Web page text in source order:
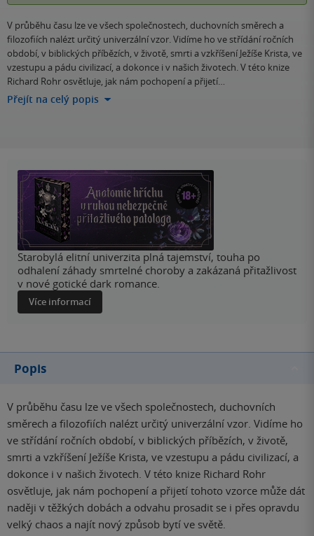
V průběhu času lze ve všech společnostech, duchovních směrech a
filozofiích nalézt určitý univerzální vzor. Vidíme ho ve střídání ročních
období, v biblických příbězích, v životě, smrti a vzkříšení Ježíše Krista, ve
vzestupu a pádu civilizací, a dokonce i v našich životech. V této knize
Richard Rohr osvětluje, jak nám pochopení a přijetí…
Přejít na celý popis
Starobylá elitní univerzita plná tajemství, touha po
odhalení záhady smrtelné choroby a zakázaná přitažlivost
v nové gotické dark romance.
Více informací
Popis
V průběhu času lze ve všech společnostech, duchovních
směrech a filozofiích nalézt určitý univerzální vzor. Vidíme ho
ve střídání ročních období, v biblických příbězích, v životě,
smrti a vzkříšení Ježíše Krista, ve vzestupu a pádu civilizací, a
dokonce i v našich životech. V této knize Richard Rohr
osvětluje, jak nám pochopení a přijetí tohoto vzorce může dát
naději v těžkých dobách a odvahu prosadit se i přes opravdu
velký chaos a najít nový způsob bytí ve světě.